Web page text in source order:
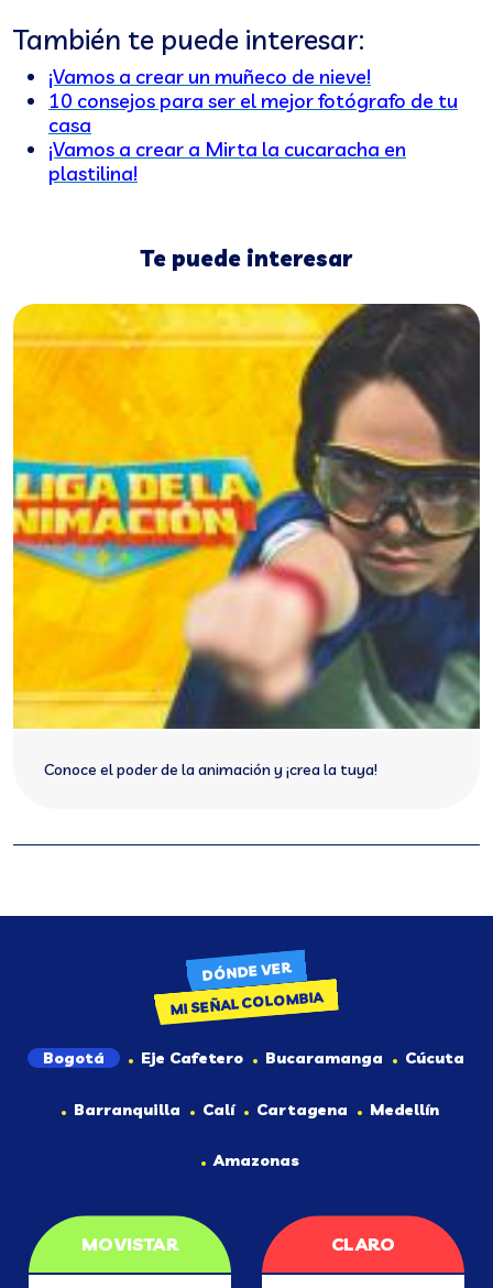
También te puede interesar:
¡Vamos a crear un muñeco de nieve!
10 consejos para ser el mejor fotógrafo de tu
casa
¡Vamos a crear a Mirta la cucaracha en
plastilina!
Te puede interesar
Conoce el poder de la animación y ¡crea la tuya!
DÓNDE VER
MI SEÑAL COLOMBIA
Bogotá Eje Cafetero Bucaramanga Cúcuta
Barranquilla Calí Cartagena Medellín
Amazonas
MOVISTAR CLARO